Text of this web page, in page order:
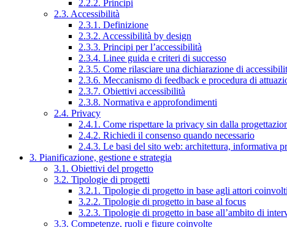
2.2.2. Principi
2.3. Accessibilità
2.3.1. Definizione
2.3.2. Accessibilità by design
2.3.3. Principi per l’accessibilità
2.3.4. Linee guida e criteri di successo
2.3.5. Come rilasciare una dichiarazione di
2.3.6. Meccanismo di feedback e procedura di
2.3.7. Obiettivi accessibilità
2.3.8. Normativa e approfondimenti
2.4. Privacy
2.4.1. Come rispettare la privacy sin dalla
2.4.2. Richiedi il consenso quando necessario
2.4.3. Le basi del sito web: architettura, informativa
3. Pianificazione, gestione e strategia
3.1. Obiettivi del progetto
3.2. Tipologie di progetti
3.2.1. Tipologie di progetto in base agli attori
3.2.2. Tipologie di progetto in base al focus
3.2.3. Tipologie di progetto in base all’ambito di
3.3. Competenze, ruoli e figure coinvolte